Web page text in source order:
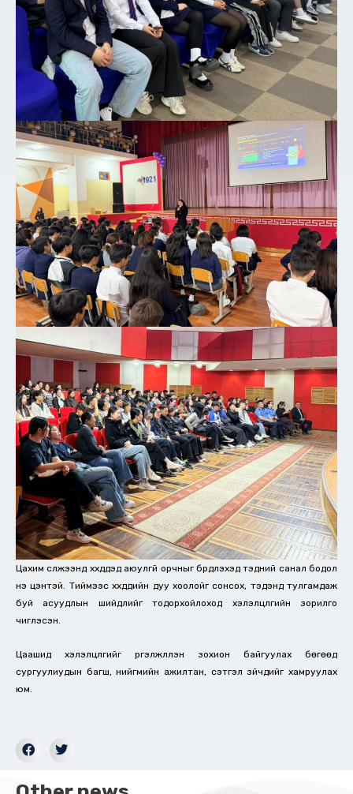
Цахим сүлжээнд хүүхдүүдэд аюулгүй орчныг бүрдүүлэхэд тэдний санал бодол
үнэ цэнтэй. Тиймээс хүүхдүүдийн дуу хоолойг сонсох, тэдэнд тулгамдаж
буй асуудлын шийдлийг тодорхойлоход хэлэлцүүлгийн зорилго
чиглэсэн.
Цаашид хэлэлцүүлгийг үргэлжлүүлэн зохион байгуулах бөгөөд
сургуулиудын багш, нийгмийн ажилтан, сэтгэл зүйчдийг хамруулах
юм.